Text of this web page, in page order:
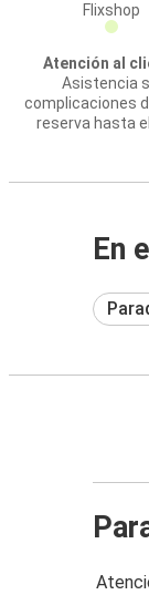
Flixshop
Atención al
Asistencia
complicaciones
reserva hasta
En